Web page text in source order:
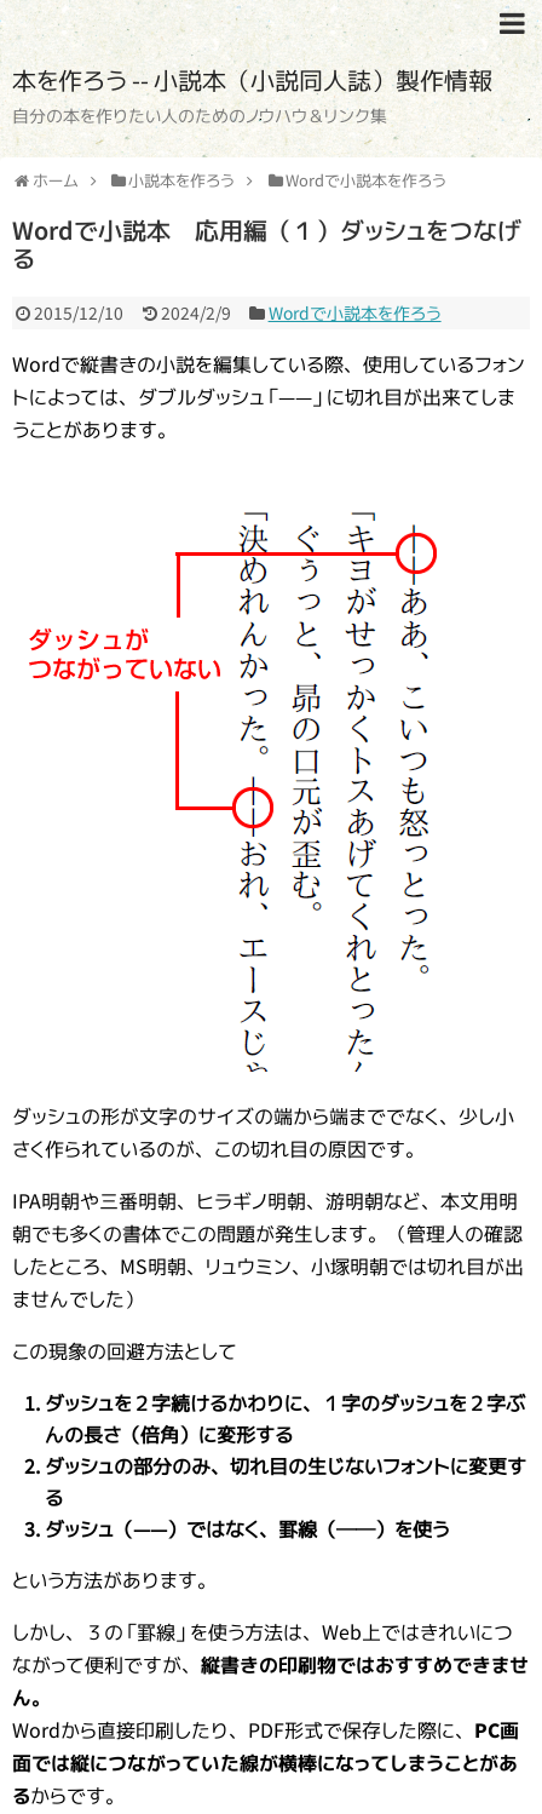
本を作ろう -- 小説本（小説同人誌）製作情報
自分の本を作りたい人のためのノウハウ＆リンク集
ホーム 小説本を作ろう Wordで小説本を作ろう
Wordで小説本 応用編（１）ダッシュをつなげ
る
2015/12/10 2024/2/9 Wordで小説本を作ろう
Wordで縦書きの小説を編集している際、使用しているフォン
トによっては、ダブルダッシュ「――」に切れ目が出来てしま
うことがあります。
ダッシュの形が文字のサイズの端から端まででなく、少し小
さく作られているのが、この切れ目の原因です。
IPA明朝や三番明朝、ヒラギノ明朝、游明朝など、本文用明
朝でも多くの書体でこの問題が発生します。（管理人の確認
したところ、MS明朝、リュウミン、小塚明朝では切れ目が出
ませんでした）
この現象の回避方法として
ダッシュを２字続けるかわりに、１字のダッシュを２字ぶ
んの長さ（倍角）に変形する
ダッシュの部分のみ、切れ目の生じないフォントに変更す
る
ダッシュ（――）ではなく、罫線（──）を使う
という方法があります。
しかし、３の「罫線」を使う方法は、Web上ではきれいにつ
ながって便利ですが、 縦書きの印刷物ではおすすめできませ
ん。
Wordから直接印刷したり、PDF形式で保存した際に、 PC画
面では縦につながっていた線が横棒になってしまうことがあ
るからです。